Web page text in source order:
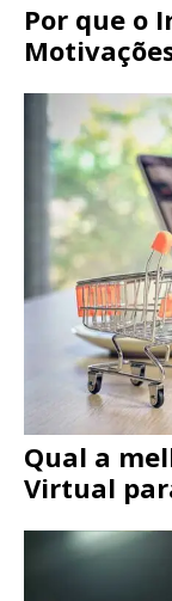
Por que o
Qual a
Virtual